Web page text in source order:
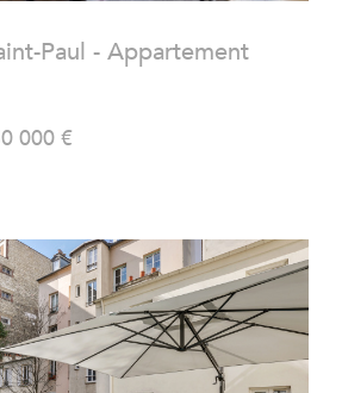
Paul - Appartement
000 €